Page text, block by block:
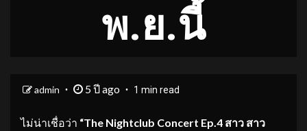
พ.ย.นี้
admin 5 ปี ago 1 min read
ไม่น่าเชื่อว่า “The Nightclub Concert Ep. 4 สาว สาว